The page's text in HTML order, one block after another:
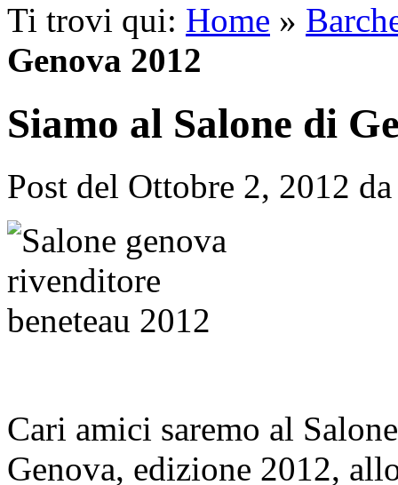
Ti trovi qui: Home »
Genova 2012
Siamo al Salone di
Post del Ottobre 2, 2012
Cari amici saremo al
Genova, edizione 2012,